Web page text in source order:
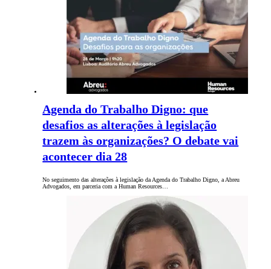
Agenda do Trabalho Digno: que
desafios as alterações à legislação
trazem às organizações? O debate vai
acontecer dia 28
No seguimento das alterações à legislação da Agenda do Trabalho Digno, a Abreu
Advogados, em parceria com a Human Resources…